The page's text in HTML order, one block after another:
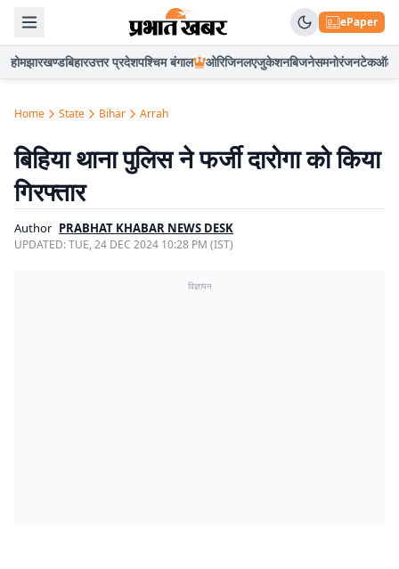
ePaper
होमझारखण्डबिहारउत्तर प्रदेशपश्चिम बंगाल ओरिजिनलएजुकेशनबिजनेसमनोरंजनटेकऑटो
Home State Bihar Arrah
बिहिया थाना पुलिस ने फर्जी दारोगा को किया
गिरफ्तार
Author PRABHAT KHABAR NEWS DESK
UPDATED:TUE, 24 DEC 2024 10:28 PM (IST)
विज्ञापन